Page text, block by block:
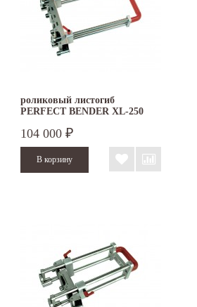
роликовый листогиб
PERFECT BENDER XL-250
104 000 ₽